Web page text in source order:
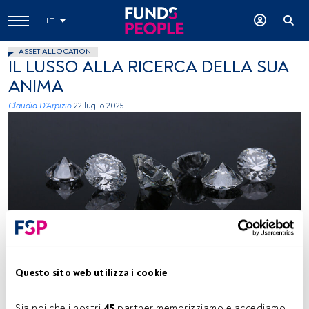
Questo sito web utilizza i cookie
IT
ASSET ALLOCATION
IL LUSSO ALLA RICERCA DELLA SUA
ANIMA
Claudia D’Arpizio 22 luglio 2025
Edgar Soto (Unsplash)